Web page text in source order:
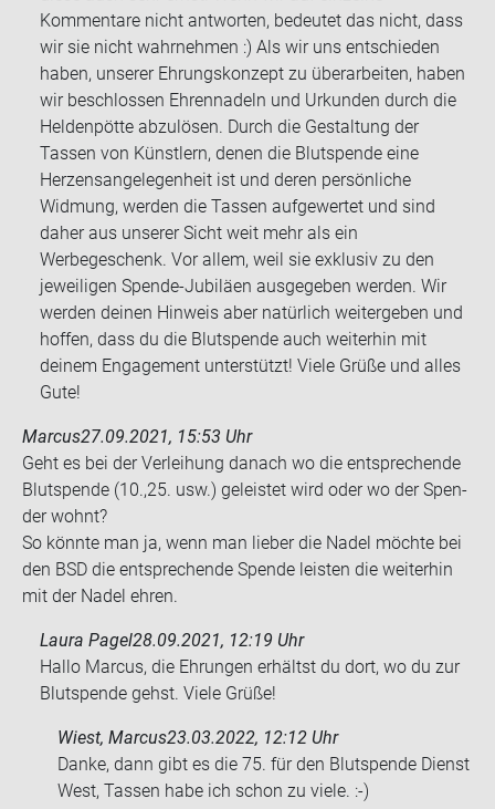
Kommentare nicht antworten, bedeutet das nicht, dass
wir sie nicht wahrnehmen :) Als wir uns entschieden
haben, unserer Ehrungskonzept zu überarbeiten, haben
wir beschlossen Ehrennadeln und Urkunden durch die
Heldenpötte abzulösen. Durch die Gestaltung der
Tassen von Künstlern, denen die Blutspende eine
Herzensangelegenheit ist und deren persönliche
Widmung, werden die Tassen aufgewertet und sind
daher aus unserer Sicht weit mehr als ein
Werbegeschenk. Vor allem, weil sie exklusiv zu den
jeweiligen Spende-Jubiläen ausgegeben werden. Wir
werden deinen Hinweis aber natürlich weitergeben und
hoffen, dass du die Blutspende auch weiterhin mit
deinem Engagement unterstützt! Viele Grüße und alles
Gute!
Marcus27.09.2021, 15:53 Uhr
Geht es bei der Ver­lei­hung da­nach wo die ent­spre­chen­de
Blut­spen­de (10.,25. usw.) ge­leis­tet wird oder wo der Spen­
der wohnt?
So könn­te man ja, wenn man lie­ber die Nadel möch­te bei
den BSD die ent­spre­chen­de Spen­de leis­ten die wei­ter­hin
mit der Nadel ehren.
Laura Pagel28.09.2021, 12:19 Uhr
Hallo Marcus, die Ehrungen erhältst du dort, wo du zur
Blutspende gehst. Viele Grüße!
Wiest, Marcus23.03.2022, 12:12 Uhr
Danke, dann gibt es die 75. für den Blut­spen­de Dienst
West, Tas­sen habe ich schon zu viele. :-)